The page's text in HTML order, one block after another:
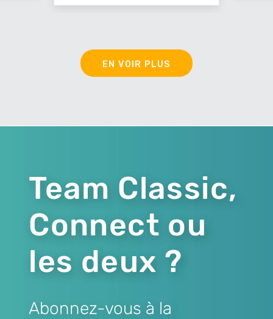
EN VOIR PLUS
Team Classic,
Connect ou
les deux ?
Abonnez-vous à la